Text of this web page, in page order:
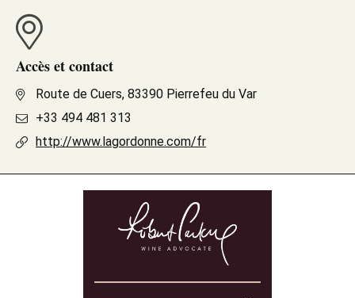
Accès et contact
Route de Cuers, 83390 Pierrefeu du Var
+33 494 481 313
http://www.lagordonne.com/fr